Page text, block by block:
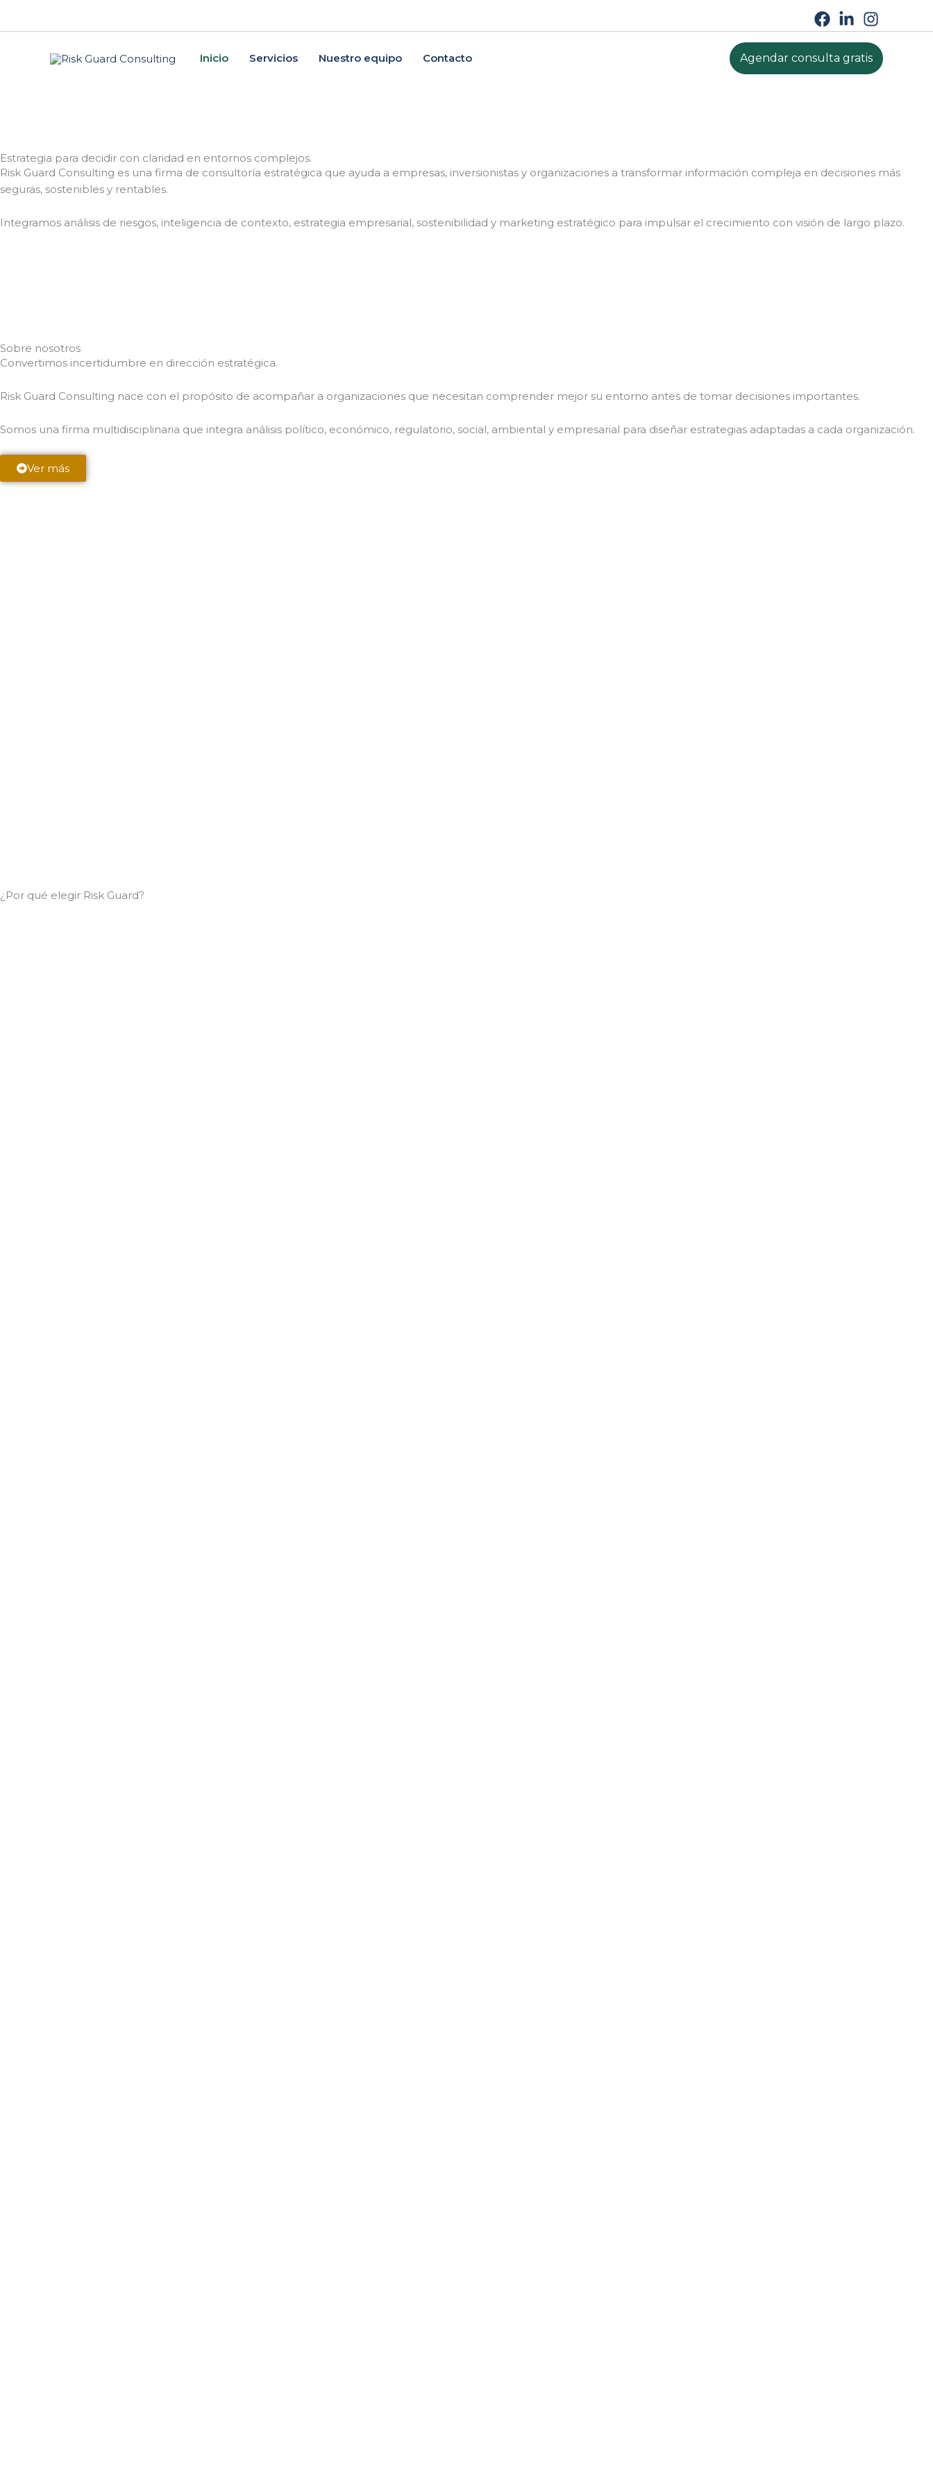
Inicio
Servicios Nuestro equipo Contacto Agendar consulta gratis
Estrategia para decidir con claridad en entornos complejos.
Risk Guard Consulting es una firma de consultoría estratégica que ayuda a empresas, inversionistas y organizaciones a transformar información compleja en decisiones más
seguras, sostenibles y rentables.
Integramos análisis de riesgos, inteligencia de contexto, estrategia empresarial, sostenibilidad y marketing estratégico para impulsar el crecimiento con visión de largo plazo.
Sobre nosotros
Convertimos incertidumbre en dirección estratégica.
Risk Guard Consulting nace con el propósito de acompañar a organizaciones que necesitan comprender mejor su entorno antes de tomar decisiones importantes.
Somos una firma multidisciplinaria que integra análisis político, económico, regulatorio, social, ambiental y empresarial para diseñar estrategias adaptadas a cada organización.
Ver más
¿Por qué elegir Risk Guard?